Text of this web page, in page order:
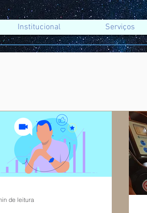
Institucional Serviços
de leitura